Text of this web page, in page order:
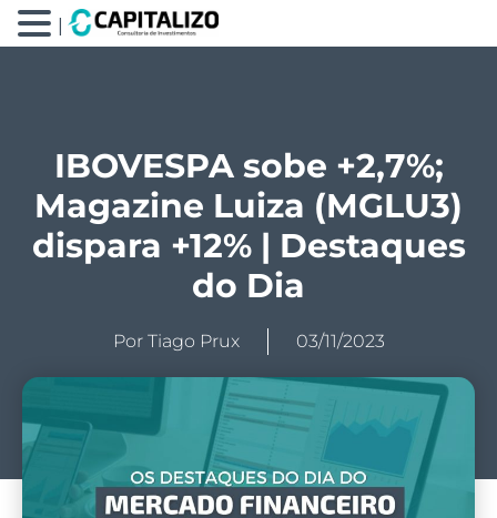
IBOVESPA sobe +2,7%;
Magazine Luiza (MGLU3)
dispara +12% | Destaques
do Dia
Por Tiago Prux 03/11/2023